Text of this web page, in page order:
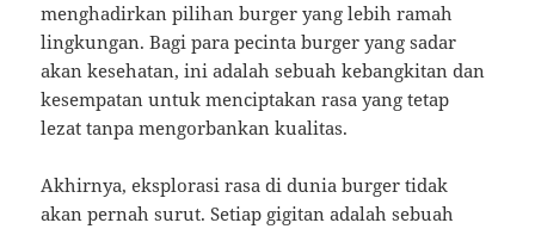
menghadirkan pilihan burger yang lebih ramah
lingkungan. Bagi para pecinta burger yang sadar
akan kesehatan, ini adalah sebuah kebangkitan dan
kesempatan untuk menciptakan rasa yang tetap
lezat tanpa mengorbankan kualitas.
Akhirnya, eksplorasi rasa di dunia burger tidak
akan pernah surut. Setiap gigitan adalah sebuah